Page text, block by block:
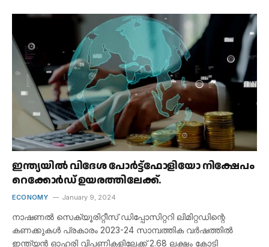
ഇന്ത്യയിൽ വിദേശ പോർട്ട്ഫോളിയോ നിക്ഷേപം
റെക്കോർഡ് ഉയരത്തിലേക്ക്.
ECONOMY January 9, 2024
നാഷണൽ സെക്യൂരിറ്റീസ് ഡിപ്പോസിറ്ററി ലിമിറ്റഡിന്റെ
കണക്കുകൾ പ്രകാരം 2023-24 സാമ്പത്തിക വർഷത്തിൽ
ഇന്ത്യൻ ഓഹരി വിപണികളിലേക്ക് 2.68 ലക്ഷം കോടി